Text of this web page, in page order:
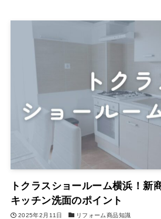
トクラスショールーム横浜！新
キッチン洗面のポイント
2025年2月11日 リフォーム商品知識